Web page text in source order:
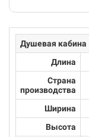
Душевая кабина
Длина
Страна
производства
Ширина
Высота